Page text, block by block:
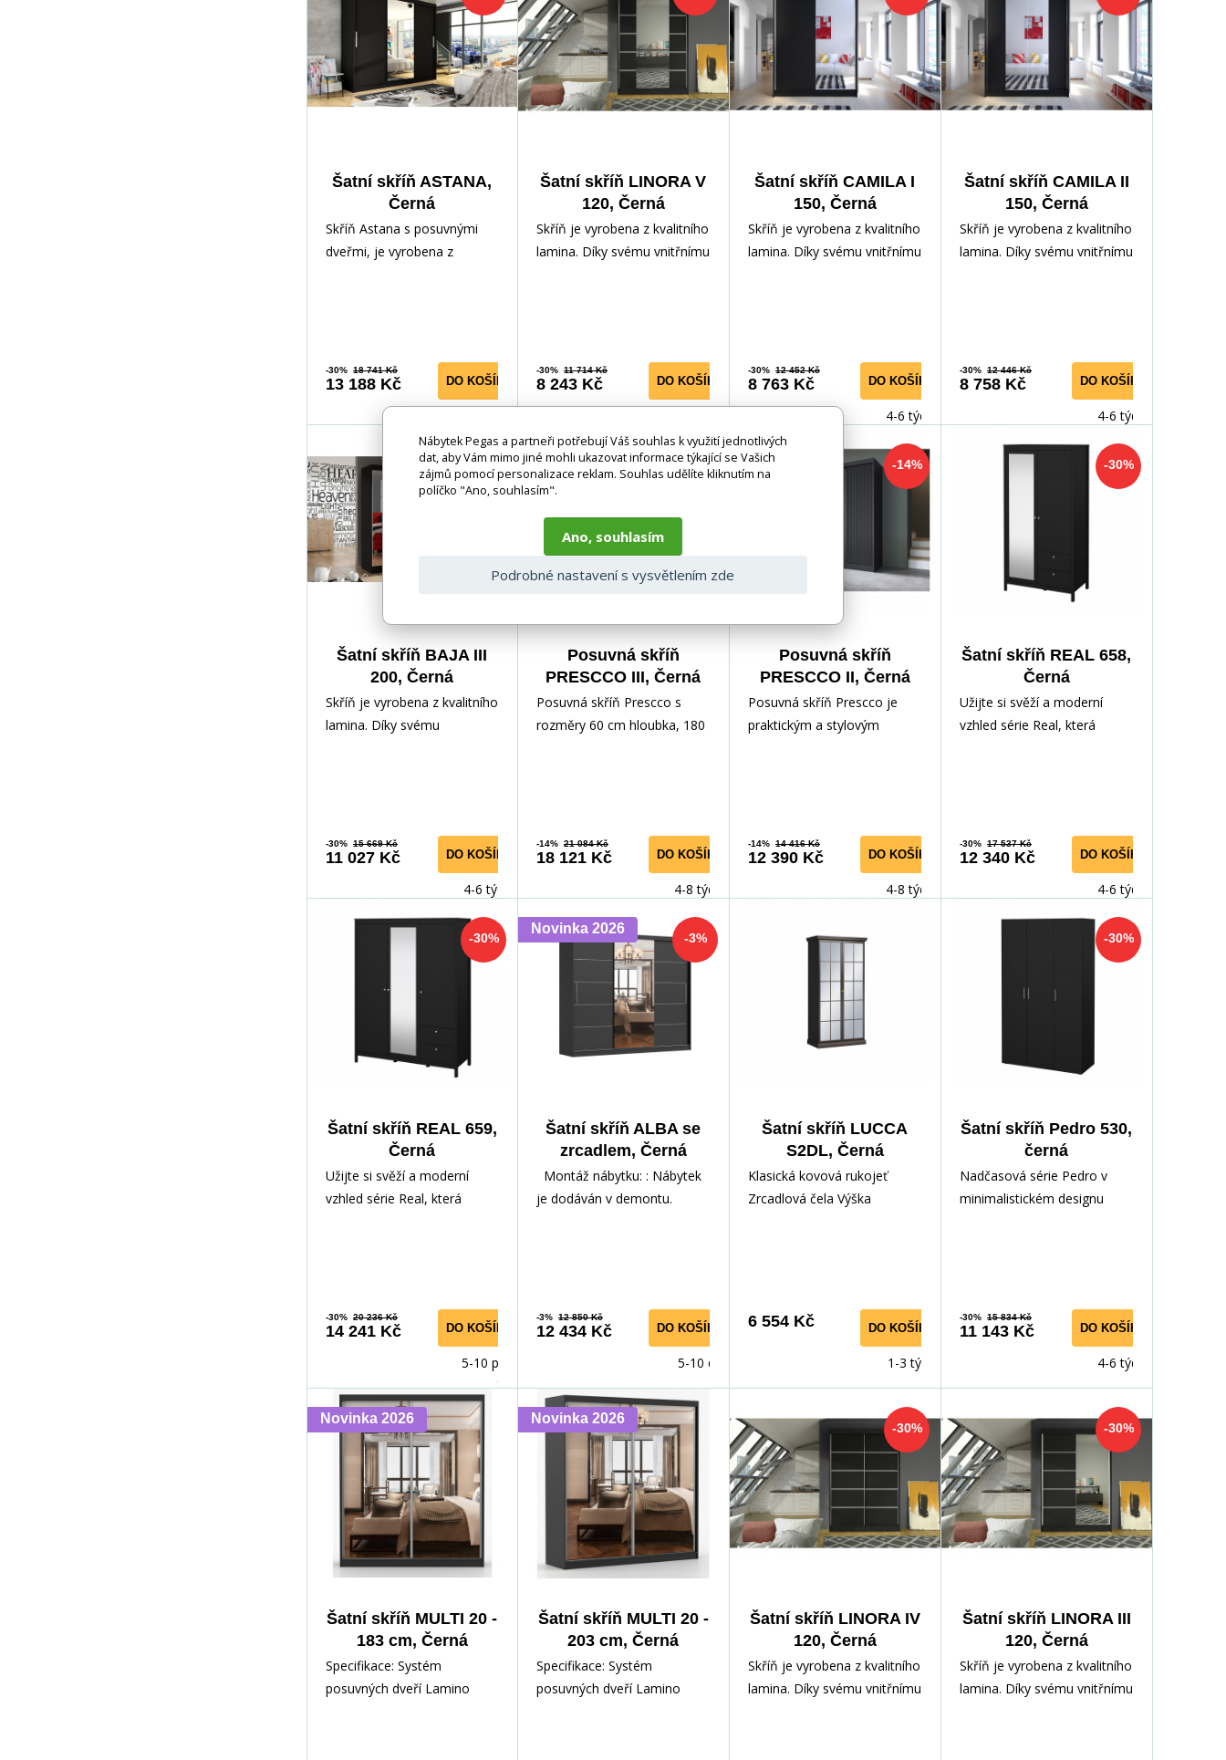
Šatní skříň ASTANA,
Černá
Skříň Astana s posuvnými
dveřmi, je vyrobena z
-30% 18 741 Kč
13 188 Kč DO KOŠÍKU
Šatní skříň LINORA V
120, Černá
Skříň je vyrobena z kvalitního
lamina. Díky svému vnitřnímu
-30% 11 714 Kč
8 243 Kč DO KOŠÍKU
Šatní skříň CAMILA I
150, Černá
Skříň je vyrobena z kvalitního
lamina. Díky svému vnitřnímu
-30% 12 452 Kč
8 763 Kč DO KOŠÍKU
4-6 týdnů
Šatní skříň CAMILA II
150, Černá
Skříň je vyrobena z kvalitního
lamina. Díky svému vnitřnímu
-30% 12 446 Kč
8 758 Kč DO KOŠÍKU
4-6 týdnů
-30%
Šatní skříň BAJA III
200, Černá
Skříň je vyrobena z kvalitního
lamina. Díky svému
-30% 15 669 Kč
11 027 Kč DO KOŠÍKU
4-6 týdnů
-14%
Posuvná skříň
PRESCCO III, Černá
180
Posuvná skříň Prescco s
rozměry 60 cm hloubka, 180
-14% 21 084 Kč
18 121 Kč DO KOŠÍKU
4-8 týdnů
-14%
Posuvná skříň
PRESCCO II, Černá
220
Posuvná skříň Prescco je
praktickým a stylovým
-14% 14 416 Kč
12 390 Kč DO KOŠÍKU
4-8 týdnů
-30%
Šatní skříň REAL 658,
Černá
Užijte si svěží a moderní
vzhled série Real, která
-30% 17 537 Kč
12 340 Kč DO KOŠÍKU
4-6 týdnů
-30%
Šatní skříň REAL 659,
Černá
Užijte si svěží a moderní
vzhled série Real, která
-30% 20 236 Kč
14 241 Kč DO KOŠÍKU
5-10 prac.
dnů
-3%
Novinka 2026
Šatní skříň ALBA se
zrcadlem, Černá
Montáž nábytku: : Nábytek
je dodáván v demontu.
-3% 12 850 Kč
12 434 Kč DO KOŠÍKU
5-10 dnů
Šatní skříň LUCCA
S2DL, Černá
Klasická kovová rukojeť
Zrcadlová čela Výška
6 554 Kč DO KOŠÍKU
1-3 týdny
-30%
Šatní skříň Pedro 530,
černá
Nadčasová série Pedro v
minimalistickém designu
-30% 15 834 Kč
11 143 Kč DO KOŠÍKU
4-6 týdnů
Novinka 2026
Šatní skříň MULTI 20 -
183 cm, Černá
Specifikace: Systém
posuvných dveří Lamino
Novinka 2026
Šatní skříň MULTI 20 -
203 cm, Černá
Specifikace: Systém
posuvných dveří Lamino
-30%
Šatní skříň LINORA IV
120, Černá
Skříň je vyrobena z kvalitního
lamina. Díky svému vnitřnímu
-30%
Šatní skříň LINORA III
120, Černá
Skříň je vyrobena z kvalitního
lamina. Díky svému vnitřnímu
Nábytek Pegas a partneři potřebují Váš souhlas k využití jednotlivých
dat, aby Vám mimo jiné mohli ukazovat informace týkající se Vašich
zájmů pomocí personalizace reklam. Souhlas udělíte kliknutím na
políčko "Ano, souhlasím".
Ano, souhlasím
Podrobné nastavení s vysvětlením zde